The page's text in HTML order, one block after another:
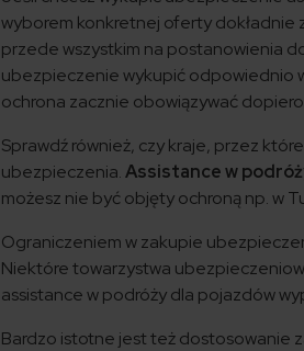
wyborem konkretnej oferty dokładnie
przede wszystkim na postanowienia
ubezpieczenie wykupić odpowiednio
ochrona zacznie obowiązywać
Sprawdź również, czy kraje, przez
ubezpieczenia.Assistance w
możesz nie być objęty ochroną np. w
Ograniczeniem w zakupie
Niektóre towarzystwa
assistance w podróży dla pojazdów
Bardzo istotne jest też dostosowanie